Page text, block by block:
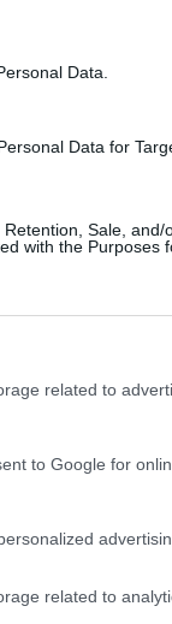
Data.
Data for
Sale, and/
with the Purposes
related to
to Google for
related to
indispensabile
di essere
funzione puoi
e tramonto, per
Apple, puoi
fantastico poter
Un’area
informato
eventi in
degli eventi
da non perdere!